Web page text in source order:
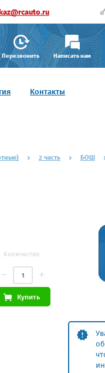
Перезвонить Написать нам
Контакты
2 часть БОШ
Количество
Купить